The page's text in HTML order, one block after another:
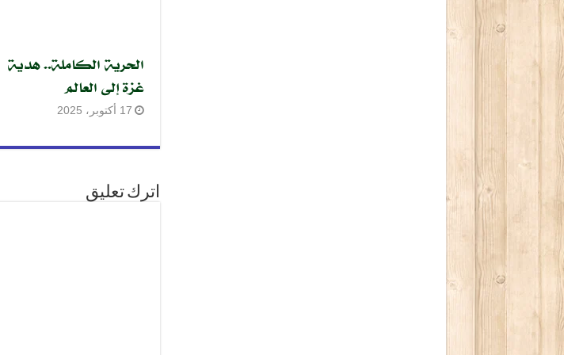
الحرية الكاملة.. هدية
غزة إلى العالم
17 أكتوبر، 2025
اترك تعليق